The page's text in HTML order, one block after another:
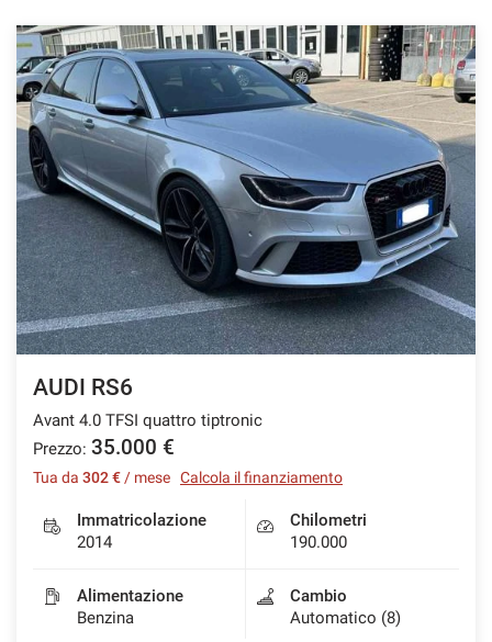
AUDI RS6
Avant 4.0 TFSI quattro tiptronic
Prezzo: 35.000 €
Tua da 302 € / mese Calcola il finanziamento
Immatricolazione
2014
Chilometri
190.000
Alimentazione
Benzina
Cambio
Automatico (8)